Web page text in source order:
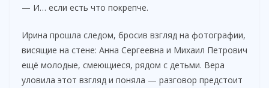
— И… если есть что покрепче.
Ирина прошла следом, бросив взгляд на фотографии,
висящие на стене: Анна Сергеевна и Михаил Петрович
ещё молодые, смеющиеся, рядом с детьми. Вера
уловила этот взгляд и поняла — разговор предстоит